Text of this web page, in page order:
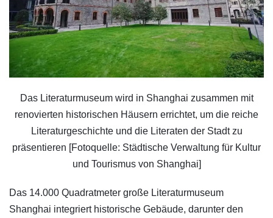
Das Literaturmuseum wird in Shanghai zusammen mit
renovierten historischen Häusern errichtet, um die reiche
Literaturgeschichte und die Literaten der Stadt zu
präsentieren [Fotoquelle: Städtische Verwaltung für Kultur
und Tourismus von Shanghai]
Das 14.000 Quadratmeter große Literaturmuseum
Shanghai integriert historische Gebäude, darunter den